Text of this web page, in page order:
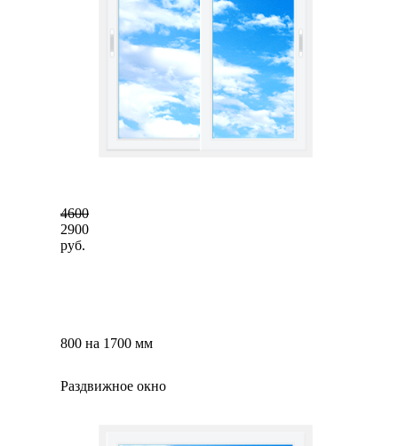
4600
2900
руб.
800 на 1700 мм
Раздвижное окно